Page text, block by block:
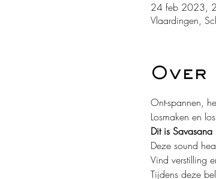
24 feb 2023,
Vlaardingen,
Over
Ont-spannen,
Losmaken en
Dit is
Deze sound
Vind verstilling
Tijdens deze